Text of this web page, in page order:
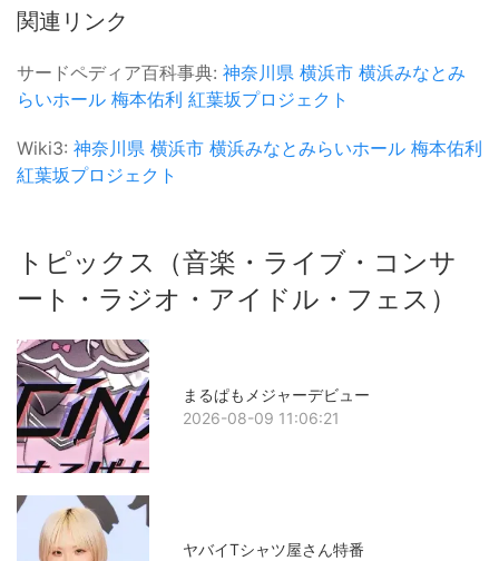
関連リンク
サードペディア百科事典: 神奈川県 横浜市 横浜みなとみ
らいホール 梅本佑利 紅葉坂プロジェクト
Wiki3: 神奈川県 横浜市 横浜みなとみらいホール 梅本佑利
紅葉坂プロジェクト
トピックス（音楽・ライブ・コンサ
ート・ラジオ・アイドル・フェス）
まるぱもメジャーデビュー
2026-08-09 11:06:21
ヤバイTシャツ屋さん特番